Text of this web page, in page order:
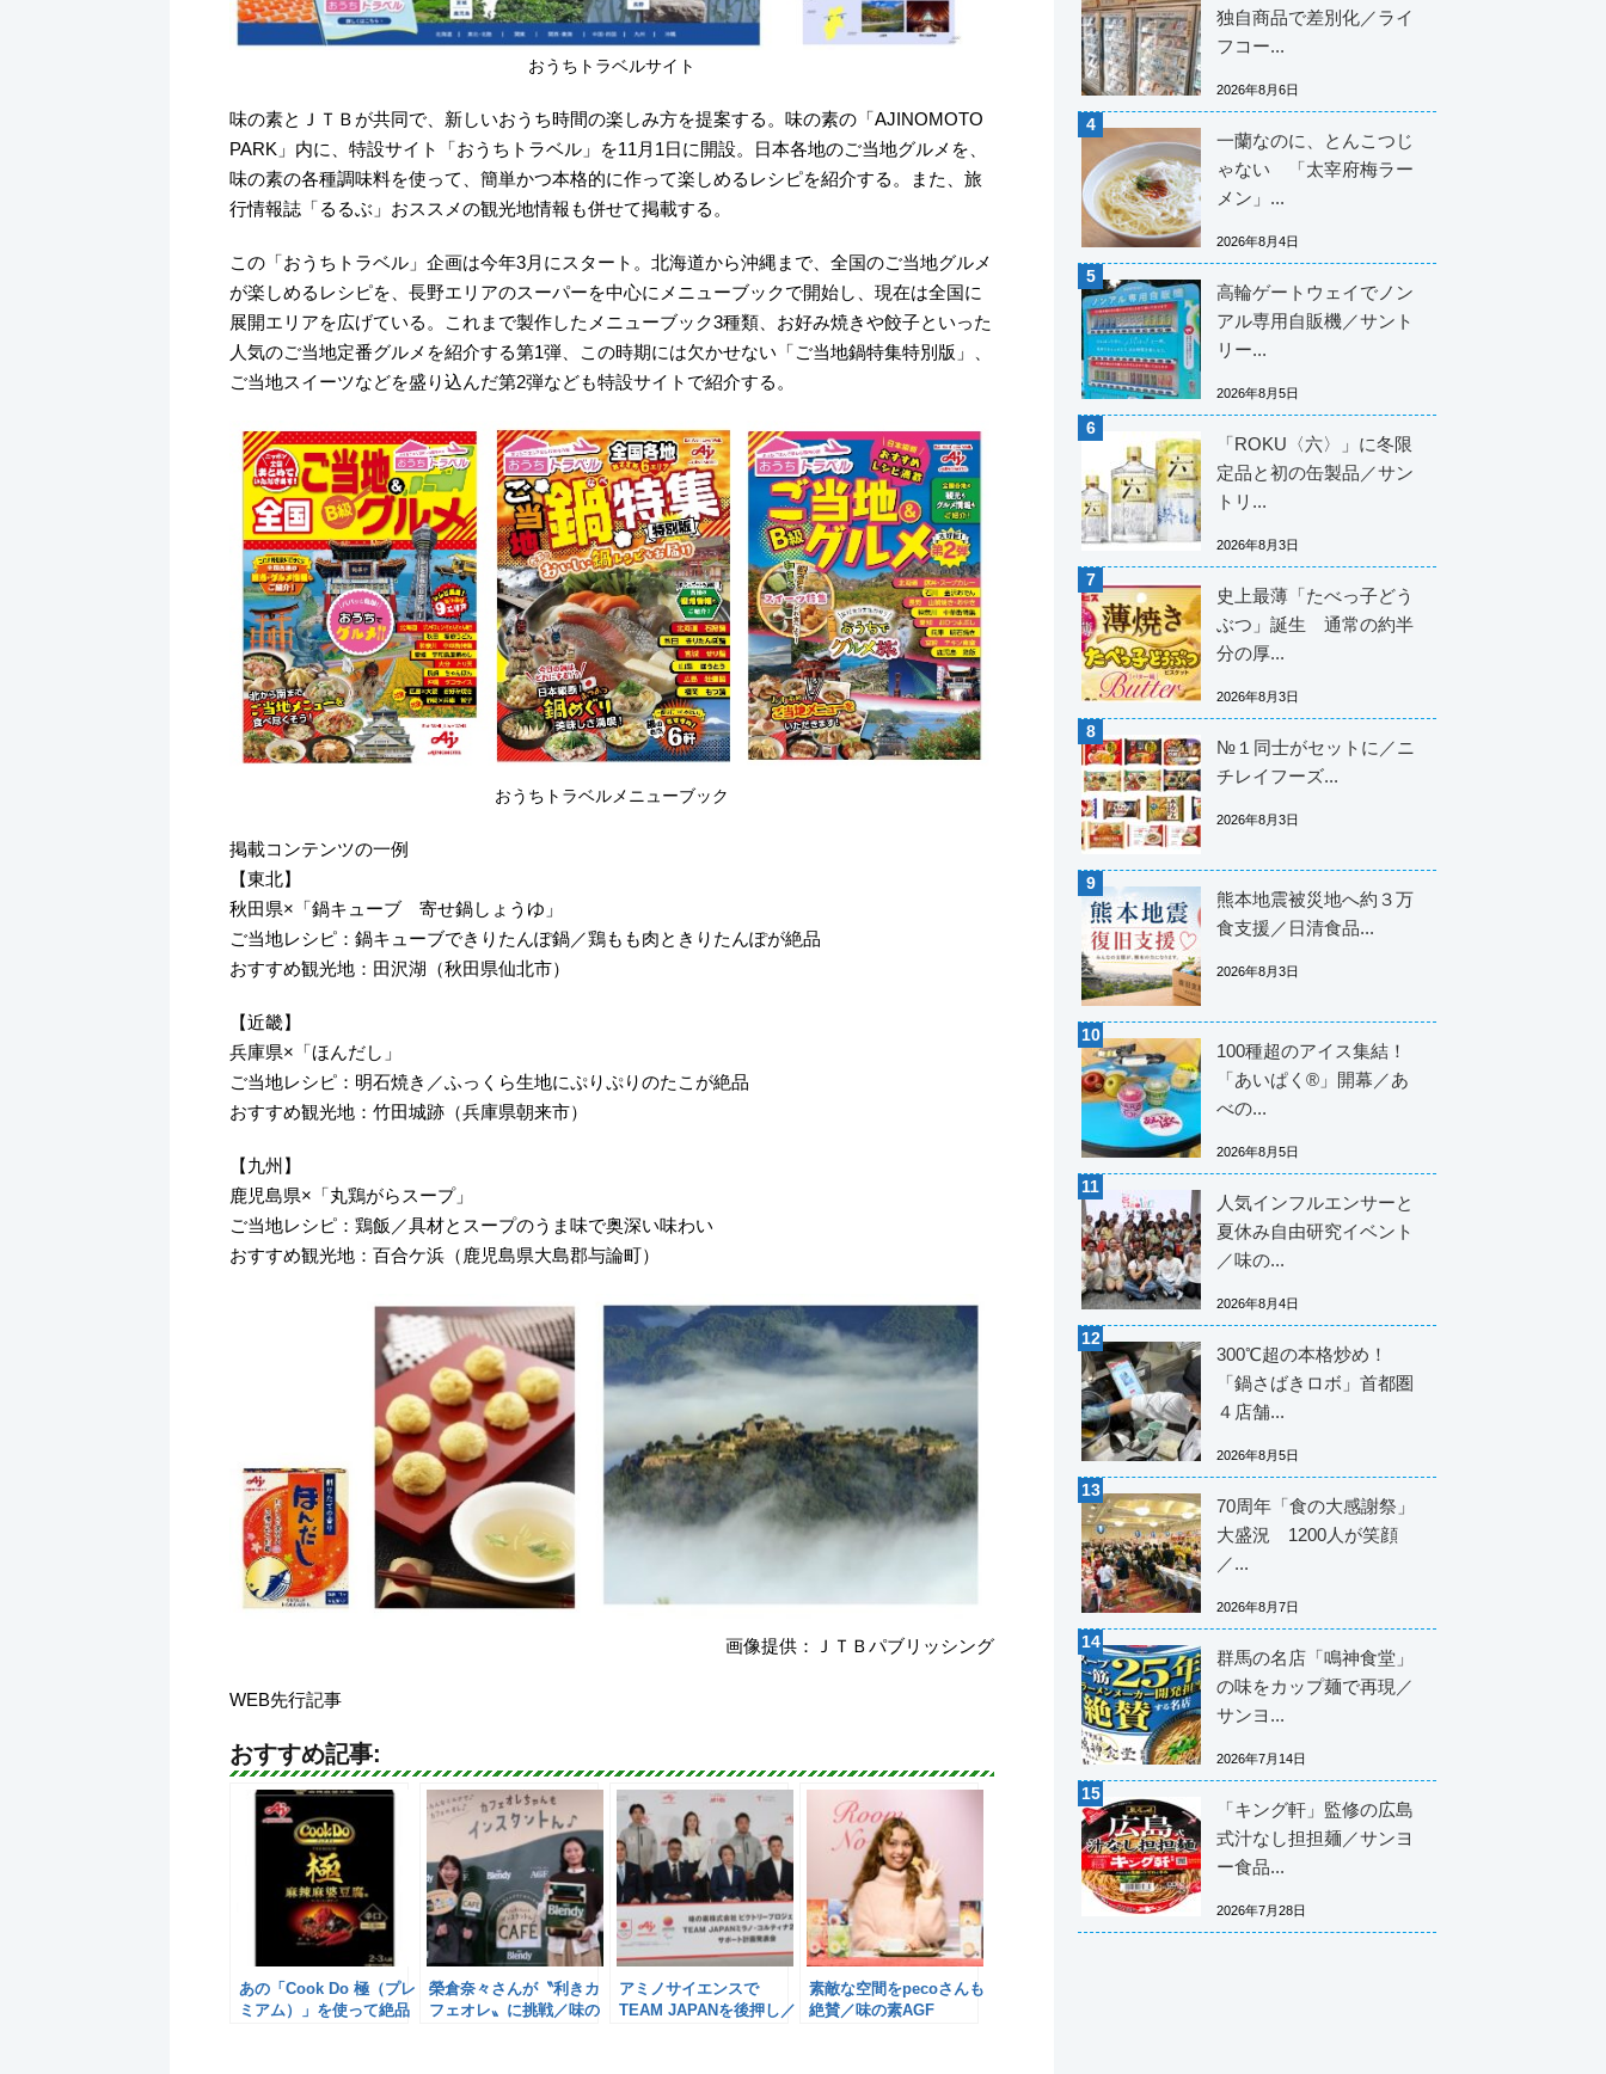
おうちトラベルサイト
味の素とＪＴＢが共同で、新しいおうち時間の楽しみ方を提案する。味の素の「AJINOMOTO
PARK」内に、特設サイト「おうちトラベル」を11月1日に開設。日本各地のご当地グルメを、
味の素の各種調味料を使って、簡単かつ本格的に作って楽しめるレシピを紹介する。また、旅
行情報誌「るるぶ」おススメの観光地情報も併せて掲載する。
この「おうちトラベル」企画は今年3月にスタート。北海道から沖縄まで、全国のご当地グルメ
が楽しめるレシピを、長野エリアのスーパーを中心にメニューブックで開始し、現在は全国に
展開エリアを広げている。これまで製作したメニューブック3種類、お好み焼きや餃子といった
人気のご当地定番グルメを紹介する第1弾、この時期には欠かせない「ご当地鍋特集特別版」、
ご当地スイーツなどを盛り込んだ第2弾なども特設サイトで紹介する。
おうちトラベルメニューブック
掲載コンテンツの一例
【東北】
秋田県×「鍋キューブ 寄せ鍋しょうゆ」
ご当地レシピ：鍋キューブできりたんぽ鍋／鶏もも肉ときりたんぽが絶品
おすすめ観光地：田沢湖（秋田県仙北市）
【近畿】
兵庫県×「ほんだし」
ご当地レシピ：明石焼き／ふっくら生地にぷりぷりのたこが絶品
おすすめ観光地：竹田城跡（兵庫県朝来市）
【九州】
鹿児島県×「丸鶏がらスープ」
ご当地レシピ：鶏飯／具材とスープのうま味で奥深い味わい
おすすめ観光地：百合ケ浜（鹿児島県大島郡与論町）
画像提供：ＪＴＢパブリッシング
WEB先行記事
おすすめ記事:
あの「Cook Do 極（プレ
ミアム）」を使って絶品
榮倉奈々さんが〝利きカ
フェオレ〟に挑戦／味の
アミノサイエンスで
TEAM JAPANを後押し／
素敵な空間をpecoさんも
絶賛／味の素AGF
独自商品で差別化／ライ
フコー...
2026年8月6日
一蘭なのに、とんこつじ
ゃない 「太宰府梅ラー
メン」...
2026年8月4日
高輪ゲートウェイでノン
アル専用自販機／サント
リー...
2026年8月5日
「ROKU〈六〉」に冬限
定品と初の缶製品／サン
トリ...
2026年8月3日
史上最薄「たべっ子どう
ぶつ」誕生 通常の約半
分の厚...
2026年8月3日
№１同士がセットに／ニ
チレイフーズ...
2026年8月3日
熊本地震被災地へ約３万
食支援／日清食品...
2026年8月3日
100種超のアイス集結！
「あいぱく®」開幕／あ
べの...
2026年8月5日
人気インフルエンサーと
夏休み自由研究イベント
／味の...
2026年8月4日
300℃超の本格炒め！
「鍋さばきロボ」首都圏
４店舗...
2026年8月5日
70周年「食の大感謝祭」
大盛況 1200人が笑顔
／...
2026年8月7日
群馬の名店「鳴神食堂」
の味をカップ麺で再現／
サンヨ...
2026年7月14日
「キング軒」監修の広島
式汁なし担担麺／サンヨ
ー食品...
2026年7月28日